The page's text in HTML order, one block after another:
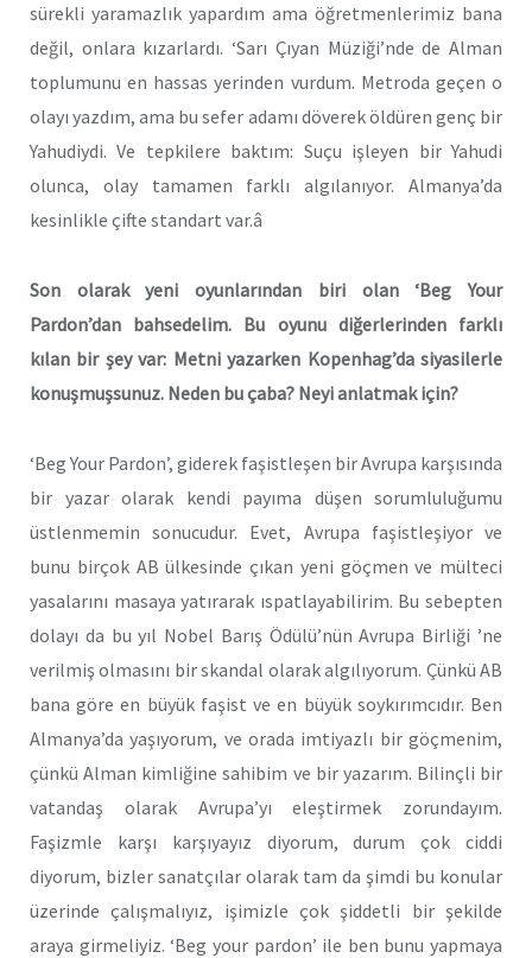
sürekli yaramazlık yapardım ama öğretmenlerimiz bana
değil, onlara kızarlardı. ‘Sarı Çıyan Müziği’nde de Alman
toplumunu en hassas yerinden vurdum. Metroda geçen o
olayı yazdım, ama bu sefer adamı döverek öldüren genç bir
Yahudiydi. Ve tepkilere baktım: Suçu işleyen bir Yahudi
olunca, olay tamamen farklı algılanıyor. Almanya’da
kesinlikle çifte standart var.â
Son olarak yeni oyunlarından biri olan ‘Beg Your
Pardon’dan bahsedelim. Bu oyunu diğerlerinden farklı
kılan bir şey var: Metni yazarken Kopenhag’da siyasilerle
konuşmuşsunuz. Neden bu çaba? Neyi anlatmak için?
‘Beg Your Pardon’, giderek faşistleşen bir Avrupa karşısında
bir yazar olarak kendi payıma düşen sorumluluğumu
üstlenmemin sonucudur. Evet, Avrupa faşistleşiyor ve
bunu birçok AB ülkesinde çıkan yeni göçmen ve mülteci
yasalarını masaya yatırarak ıspatlayabilirim. Bu sebepten
dolayı da bu yıl Nobel Barış Ödülü’nün Avrupa Birliği ’ne
verilmiş olmasını bir skandal olarak algılıyorum. Çünkü AB
bana göre en büyük faşist ve en büyük soykırımcıdır. Ben
Almanya’da yaşıyorum, ve orada imtiyazlı bir göçmenim,
çünkü Alman kimliğine sahibim ve bir yazarım. Bilinçli bir
vatandaş olarak Avrupa’yı eleştirmek zorundayım.
Faşizmle karşı karşıyayız diyorum, durum çok ciddi
diyorum, bizler sanatçılar olarak tam da şimdi bu konular
üzerinde çalışmalıyız, işimizle çok şiddetli bir şekilde
araya girmeliyiz. ‘Beg your pardon’ ile ben bunu yapmaya